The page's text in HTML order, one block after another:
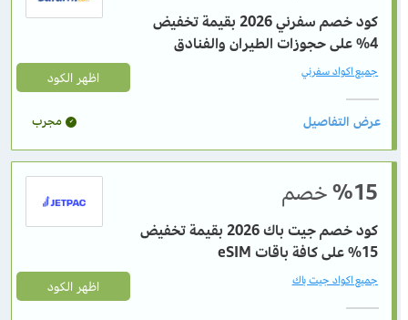
كود خصم سفرني 2026 بقيمة تخفيض
4% على حجوزات الطيران والفنادق
اظهر الكود جميع اكواد سفرني
مجرب
%15خصم
كود خصم جيت باك 2026 بقيمة تخفيض
15% على كافة باقات eSIM
اظهر الكود جميع اكواد جيت باك